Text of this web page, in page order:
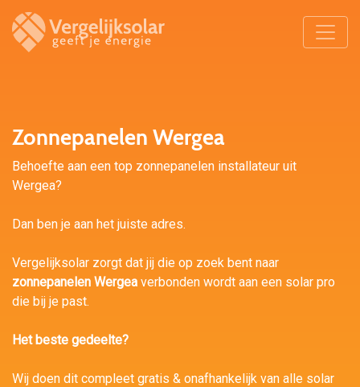
Zonnepanelen Wergea
Behoefte aan een top zonnepanelen installateur uit
Wergea?
Dan ben je aan het juiste adres.
Vergelijksolar zorgt dat jij die op zoek bent naar
zonnepanelen Wergea verbonden wordt aan een solar pro
die bij je past.
Het beste gedeelte?
Wij doen dit compleet gratis & onafhankelijk van alle solar